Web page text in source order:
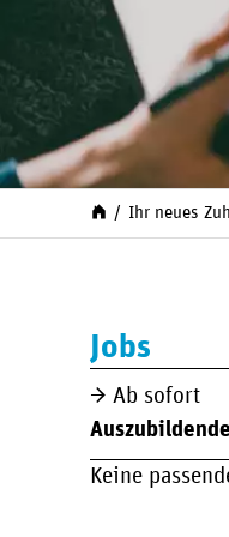
Ihr neues
Jobs
Ab sofort
Keine